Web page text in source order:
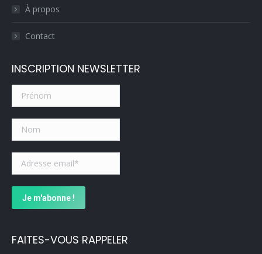
À propos
Contact
INSCRIPTION NEWSLETTER
FAITES-VOUS RAPPELER